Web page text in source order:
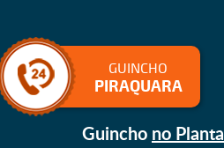
GUINCHO
PIRAQUARA
Guincho no